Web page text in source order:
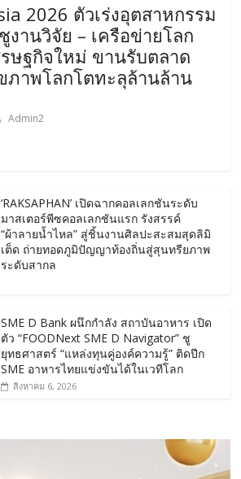
2026 ตัวเร่งอุตสาหกรรม
งานวิจัย – เครือข่ายโลก
ษฐกิจใหม่ ขานรับตลาด
ภาพโลกโตทะลุล้านล้าน
Admin2
‘RAKSAPHAN’ เปิดฉากคอลเลกชันระดับ
มาสเตอร์พีซคอลเลกชันแรก รังสรรค์
“ผ้าลายน้ำไหล” สู่ชิ้นงานศิลปะสะสมสุดลิมิ
เต็ด ถ่ายทอดภูมิปัญญาท้องถิ่นสู่สุนทรียภาพ
ระดับสากล
SME D Bank ผนึกกำลัง สถาบันอาหาร เปิด
ตัว “FOODNext SME D Navigator” ชู
ยุทธศาสตร์ “แหล่งทุนคู่องค์ความรู้” ติดปีก
SME อาหารไทยแข่งขันได้ในเวทีโลก
สิงหาคม 6, 2026